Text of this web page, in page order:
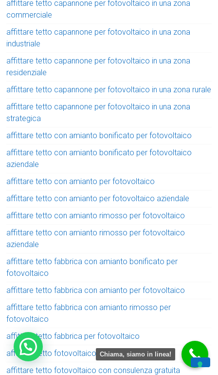
affittare tetto capannone per fotovoltaico in una zona
commerciale
affittare tetto capannone per fotovoltaico in una zona
industriale
affittare tetto capannone per fotovoltaico in una zona
residenziale
affittare tetto capannone per fotovoltaico in una zona rurale
affittare tetto capannone per fotovoltaico in una zona
strategica
affittare tetto con amianto bonificato per fotovoltaico
affittare tetto con amianto bonificato per fotovoltaico
aziendale
affittare tetto con amianto per fotovoltaico
affittare tetto con amianto per fotovoltaico aziendale
affittare tetto con amianto rimosso per fotovoltaico
affittare tetto con amianto rimosso per fotovoltaico
aziendale
affittare tetto fabbrica con amianto bonificato per
fotovoltaico
affittare tetto fabbrica con amianto per fotovoltaico
affittare tetto fabbrica con amianto rimosso per
fotovoltaico
affittare tetto fabbrica per fotovoltaico
affittare tetto fotovoltaico
affittare tetto fotovoltaico con consulenza gratuita
Chiama, siamo in linea!